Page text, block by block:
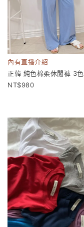
內有直播介紹
正韓 純色棉柔休閒褲 3色
980